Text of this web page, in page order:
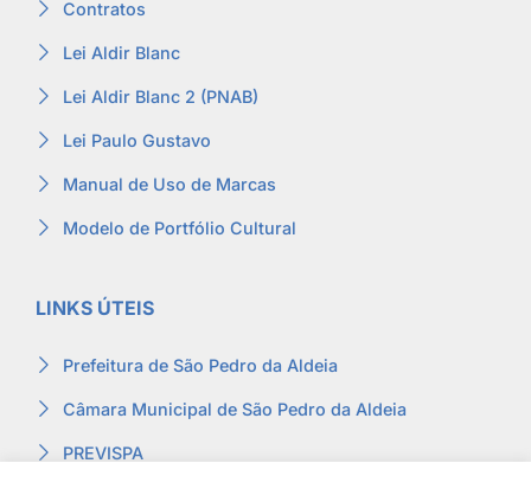
Contratos
Lei Aldir Blanc
Lei Aldir Blanc 2 (PNAB)
Lei Paulo Gustavo
Manual de Uso de Marcas
Modelo de Portfólio Cultural
LINKS ÚTEIS
Prefeitura de São Pedro da Aldeia
Câmara Municipal de São Pedro da Aldeia
PREVISPA